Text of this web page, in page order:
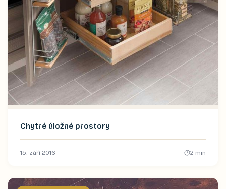
Chytré úložné prostory
15. září 2016 2 min